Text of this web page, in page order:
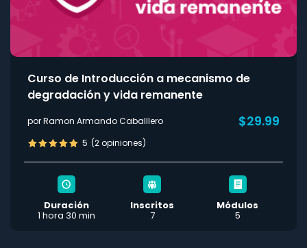
Curso de Introducción a mecanismo de
degradación y vida remanente
por Ramon Armando Caballlero $29.99
5 (2 opiniones)
Duración
1 hora 30 min
Inscritos
7
Módulos
5